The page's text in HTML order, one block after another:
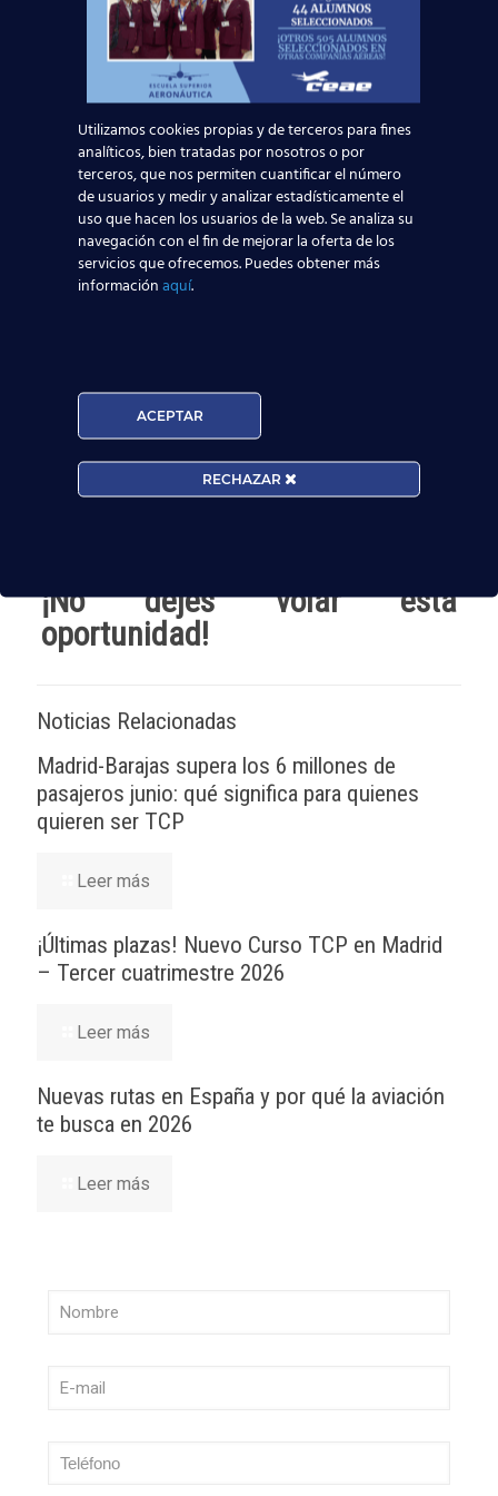
Edad:
Acepto la
Política de Privacidad
EUROCOLLEGE OXFORD ENGLISH INSTITUTE S.L.
escuelasuperioraeronautica.com. Para más
información, por favor, consulte nuestra
¡No dejesvolaresta
oportunidad!
Noticias Relacionadas
Madrid-Barajas supera los 6 millones de
pasajeros junio: qué significa para quienes
quieren ser TCP
Leer más
¡Últimas plazas! Nuevo Curso TCP en Madrid
– Tercer cuatrimestre 2026
Leer más
Nuevas rutas en España y por qué la aviación
te busca en 2026
Leer más
Utilizamos cookies propias y de terceros para fines
analíticos, bien tratadas por nosotros o por
terceros, que nos permiten cuantificar el número
de usuarios y medir y analizar estadísticamente el
uso que hacen los usuarios de la web. Se analiza su
navegación con el fin de mejorar la oferta de los
servicios que ofrecemos. Puedes obtener más
informaciónaquí.
ACEPTAR
RECHAZAR